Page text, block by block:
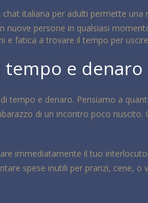
chat italiana per adulti permette
nuove persone in qualsiasi
e fatica a trovare il tempo per
tempo e denaro
tempo e denaro. Pensiamo a
di un incontro poco
immediatamente il tuo
spese inutili per pranzi, cene, o